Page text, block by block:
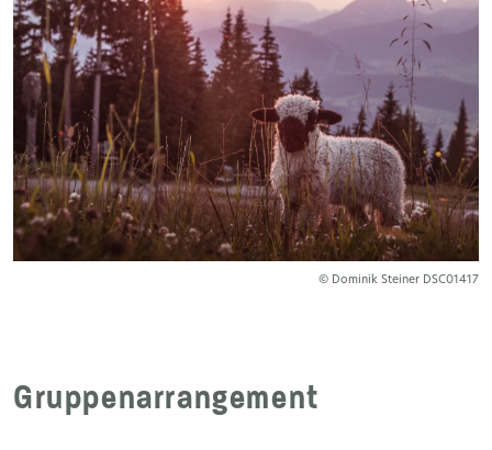
© Dominik Steiner DSC01417
Gruppenarrangement